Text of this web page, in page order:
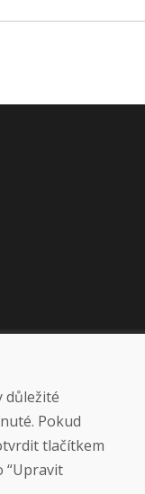
vyhrazena
tvorba eshopů
důležité
Pokud
tlačítkem
“Upravit